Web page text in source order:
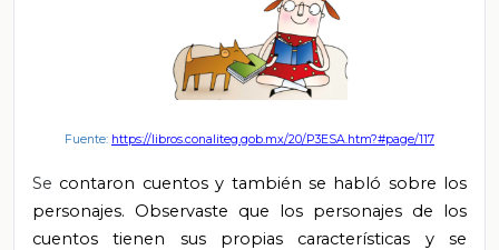
Fuente: https://libros.conaliteg.gob.mx/20/P3ESA.htm?#page/117
Se contaron cuentos y también se habló sobre los
personajes. Observaste que los personajes de los
cuentos tienen sus propias características y se